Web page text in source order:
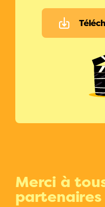
Merci à
partenaires